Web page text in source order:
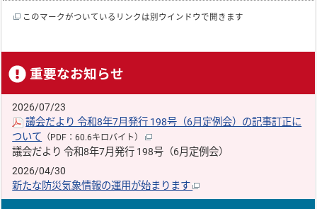
このマークがついているリンクは別ウインドウで開きます
重要なお知らせ
2026/07/23
議会だより 令和8年7月発行 198号（6月定例会）の記事訂正に
ついて （PDF：60.6キロバイト）
議会だより 令和8年7月発行 198号（6月定例会）
2026/04/30
新たな防災気象情報の運用が始まります